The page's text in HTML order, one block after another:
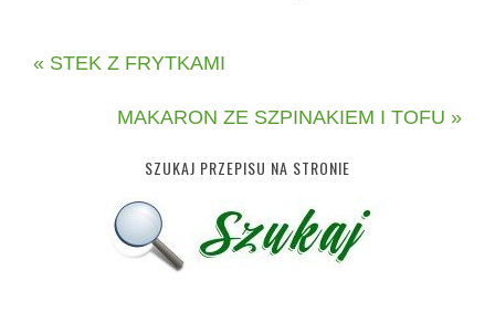
« STEK Z FRYTKAMI
MAKARON ZE SZPINAKIEM I TOFU »
SZUKAJ PRZEPISU NA STRONIE